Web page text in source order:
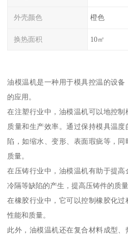
外壳颜色 橙色
换热面积 10㎡
油模温机是一种用于模具控温的设
的应用。
在注塑行业中，油模温机可以地控
质量和生产效率。通过保持模具温
陷，如缩水、变形、表面瑕疵等，
质量。
在压铸行业中，油模温机有助于提高
冷隔等缺陷的产生，提高压铸件的质量
在橡胶行业中，它可以控制橡胶化
性能和质量。
此外，油模温机还在复合材料成型